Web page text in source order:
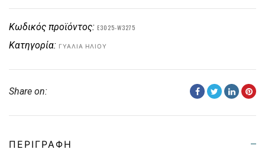
Κωδικός προϊόντος: E3025-W3275
Κατηγορία: ΓΥΑΛΙΆ ΗΛΊΟΥ
Share on:
ΠΕΡΙΓΡΑΦΉ